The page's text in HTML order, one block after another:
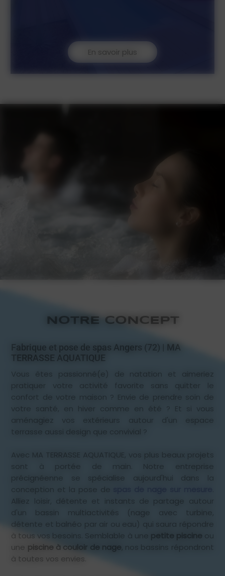
En savoir plus
NOTRE CONCEPT
Fabrique et pose de spas Angers (72) | MA
TERRASSE AQUATIQUE
Vous êtes passionné(e) de natation et aimeriez
pratiquer votre activité favorite sans quitter le
confort de votre maison ? Envie de prendre soin de
votre santé, en hiver comme en été ? Et si vous
aménagiez vos extérieurs autour d'un espace
terrasse aussi design que convivial ?
Avec MA TERRASSE AQUATIQUE, vos plus beaux projets
sont à portée de main. Notre entreprise
précignéenne se spécialise aujourd'hui dans la
conception et la pose de
Alliez loisir, détente et instants de partage autour
d'un bassin multiactivités (nage avec turbine,
détente et balnéo par air ou eau) qui saura répondre
à tous vos besoins. Semblable à une petite piscine ou
une piscine à couloir de nage, nos bassins répondront
à toutes vos envies.